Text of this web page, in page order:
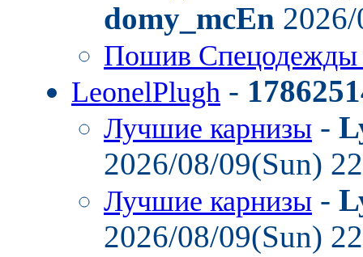
domy_mcEn
Пошив
LeonelPlugh -
Лучшие карнизы -
2026/08/09(Sun)
Лучшие карнизы -
2026/08/09(Sun)